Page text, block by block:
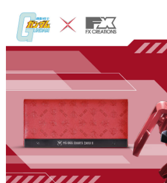
每筆NT$80，滿NT$1,000(含以上)免運費
外島宅配